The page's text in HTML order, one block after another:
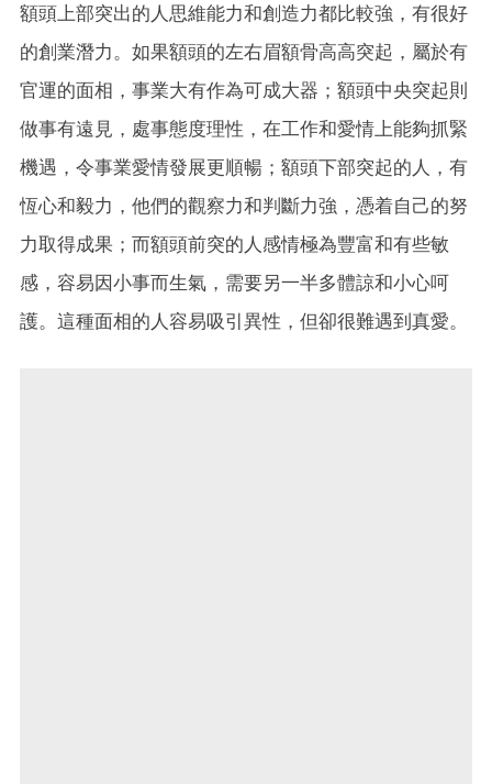
額頭上部突出的人思維能力和創造力都比較強，有很好
的創業潛力。如果額頭的左右眉額骨高高突起，屬於有
官運的面相，事業大有作為可成大器；額頭中央突起則
做事有遠見，處事態度理性，在工作和愛情上能夠抓緊
機遇，令事業愛情發展更順暢；額頭下部突起的人，有
恆心和毅力，他們的觀察力和判斷力強，憑着自己的努
力取得成果；而額頭前突的人感情極為豐富和有些敏
感，容易因小事而生氣，需要另一半多體諒和小心呵
護。這種面相的人容易吸引異性，但卻很難遇到真愛。